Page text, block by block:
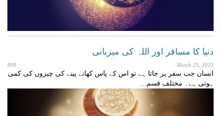
دنیا کا مسافر اور اللہ کی میزبانی
March 25, 2023
898
انسان جب سفر پر جاتا ہے تو اس کے پاس کھانے پینے کی چیزوں کی کمی
ہوتی ہے۔ مختلف قسم…